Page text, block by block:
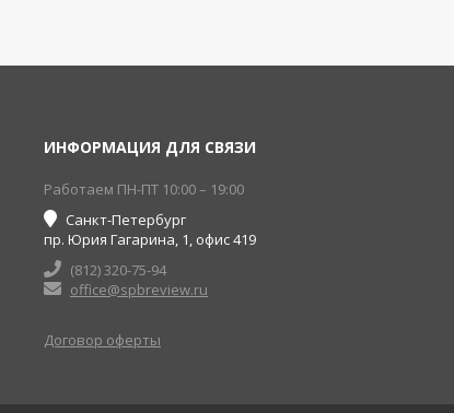
ИНФОРМАЦИЯ ДЛЯ СВЯЗИ
Работаем ПН-ПТ 10:00 – 19:00
Санкт-Петербург
пр. Юрия Гагарина, 1, офис 419
(812) 320-75-94
office@spbreview.ru
Договор оферты